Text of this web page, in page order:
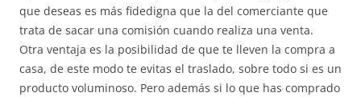
que deseas es más fidedigna que la del comerciante que
trata de sacar una comisión cuando realiza una venta.
Otra ventaja es la posibilidad de que te lleven la compra a
casa, de este modo te evitas el traslado, sobre todo si es un
producto voluminoso. Pero además si lo que has comprado